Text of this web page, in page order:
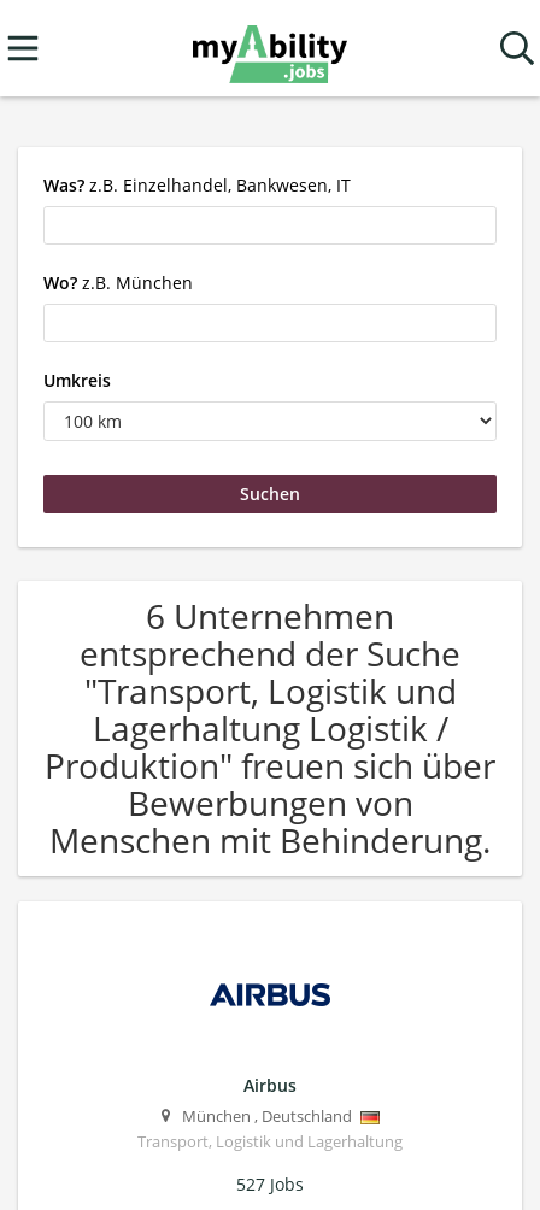
Was? z.B. Einzelhandel, Bankwesen, IT
Wo? z.B. München
Umkreis
6 Unternehmen
entsprechend der Suche
"Transport, Logistik und
Lagerhaltung Logistik /
Produktion" freuen sich über
Bewerbungen von
Menschen mit Behinderung.
Airbus
München , Deutschland
Transport, Logistik und Lagerhaltung
527 Jobs